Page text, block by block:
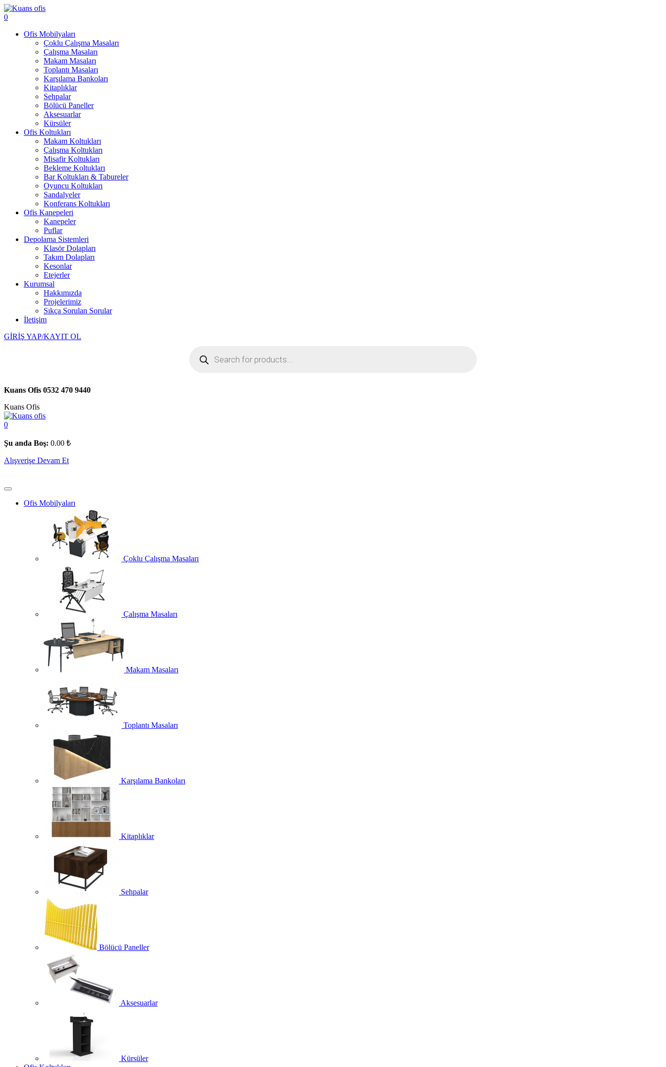
0
Ofis Mobilyaları
Çoklu Çalışma Masaları
Çalışma Masaları
Makam Masaları
Toplantı Masaları
Karşılama Bankoları
Kitaplıklar
Sehpalar
Bölücü Paneller
Aksesuarlar
Kürsüler
Ofis Koltukları
Makam Koltukları
Çalışma Koltukları
Misafir Koltukları
Bekleme Koltukları
Bar Koltukları & Tabureler
Oyuncu Koltukları
Sandalyeler
Konferans Koltukları
Ofis Kanepeleri
Kanepeler
Puflar
Depolama Sistemleri
Klasör Dolapları
Takım Dolapları
Kesonlar
Etejerler
Kurumsal
Hakkımızda
Projelerimiz
Sıkça Sorulan Sorular
İletişim
GİRİŞ YAP/KAYIT OL
search
Kuans Ofis 0532 470 9440
Kuans Ofis
0
Şu anda Boş: 0.00 ₺
Alışverişe Devam Et
Ofis Mobilyaları
Çoklu Çalışma Masaları
Çalışma Masaları
Makam Masaları
Toplantı Masaları
Karşılama Bankoları
Kitaplıklar
Sehpalar
Bölücü Paneller
Aksesuarlar
Kürsüler